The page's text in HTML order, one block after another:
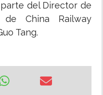
del Director de
China Railway
Tang.